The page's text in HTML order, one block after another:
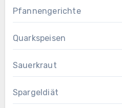
Pfannengerichte
Quarkspeisen
Sauerkraut
Spargeldiät